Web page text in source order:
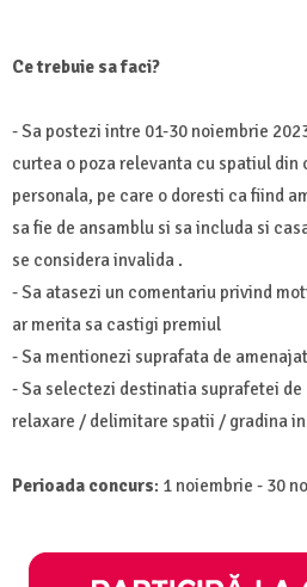
Ce trebuie sa faci?
- Sa postezi intre 01-30 noiembrie
curtea o poza relevanta cu spatiul din
personala, pe care o doresti ca fiind
sa fie de ansamblu si sa includa si
se considera invalida .
- Sa atasezi un comentariu privind
ar merita sa castigi premiul
- Sa mentionezi suprafata de amenajat
- Sa selectezi destinatia suprafetei
relaxare / delimitare spatii / gradina
Perioada concurs: 1 noiembrie - 30